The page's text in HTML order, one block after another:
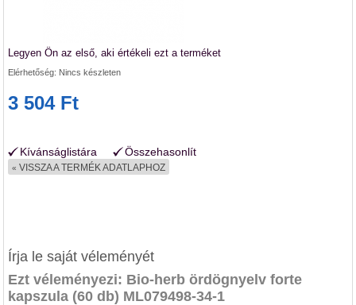
Legyen Ön az első, aki értékeli ezt a terméket
Elérhetőség: Nincs készleten
3 504 Ft
Kívánságlistára Összehasonlít
«VISSZA A TERMÉK ADATLAPHOZ
Írja le saját véleményét
Ezt véleményezi: Bio-herb ördögnyelv forte
kapszula (60 db) ML079498-34-1